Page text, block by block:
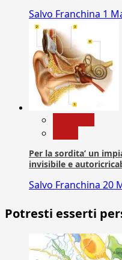
Salvo Franchina 1
Per la sordita’ un
invisibile e
Salvo Franchina 20
Potresti esserti